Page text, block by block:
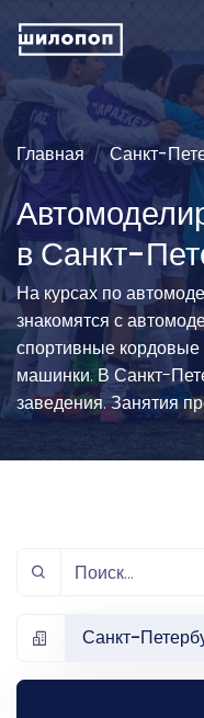
Главная Санкт-
в Санкт-
На курсах по
знакомятся с
спортивные
машинки. В Санкт-
заведения. Занятия
Санкт-